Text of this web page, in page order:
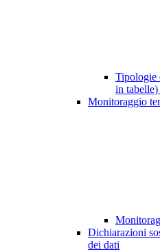
Tipologie
in tabelle)
Monitoraggio
Dichiarazioni
dei dati